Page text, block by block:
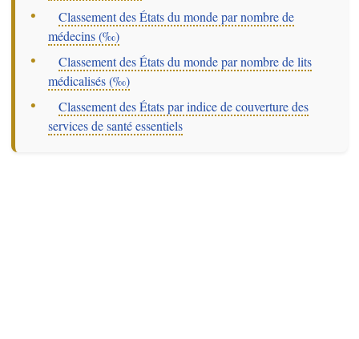
–Classement des États du monde par nombre de
médecins (‰)
–Classement des États du monde par nombre de lits
médicalisés (‰)
–Classement des États par indice de couverture des
services de santé essentiels